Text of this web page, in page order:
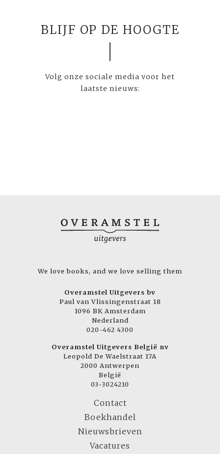
BLIJF OP DE HOOGTE
Volg onze sociale media voor het
laatste nieuws:
We love books, and we love selling them
Overamstel Uitgevers bv
Paul van Vlissingenstraat 18
1096 BK Amsterdam
Nederland
020-462 4300
Overamstel Uitgevers België nv
Leopold De Waelstraat 17A
2000 Antwerpen
België
03-3024210
Contact
Boekhandel
Nieuwsbrieven
Vacatures